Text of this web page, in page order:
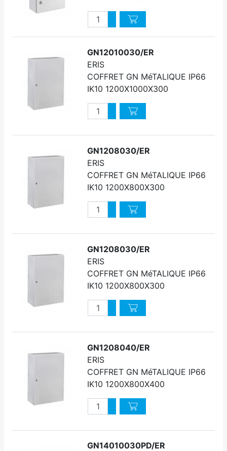
QuantitéAugmenter quantité
Diminuer quantité
GN12010030/ER
ERIS
COFFRET GN MéTALIQUE IP66
IK10 1200X1000X300
QuantitéAugmenter quantité
Diminuer quantité
GN1208030/ER
ERIS
COFFRET GN MéTALIQUE IP66
IK10 1200X800X300
QuantitéAugmenter quantité
Diminuer quantité
GN1208030/ER
ERIS
COFFRET GN MéTALIQUE IP66
IK10 1200X800X300
QuantitéAugmenter quantité
Diminuer quantité
GN1208040/ER
ERIS
COFFRET GN MéTALIQUE IP66
IK10 1200X800X400
QuantitéAugmenter quantité
Diminuer quantité
GN14010030PD/ER